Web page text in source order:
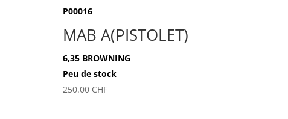
P00016
MAB A(PISTOLET)
6,35 BROWNING
Peu de stock
250.00 CHF